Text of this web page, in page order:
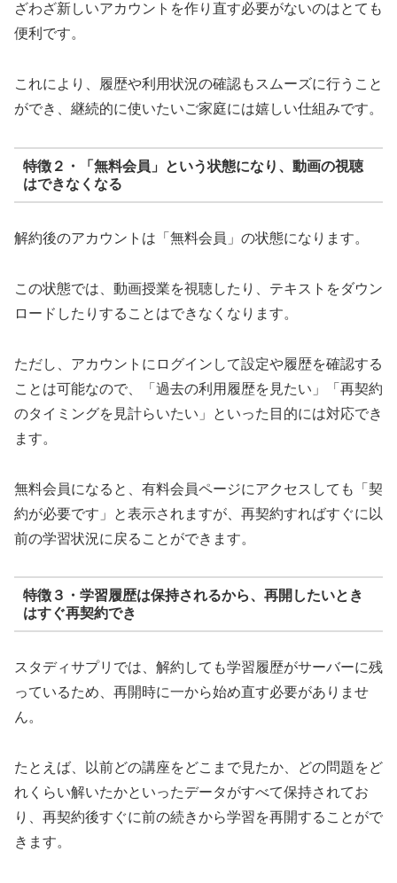
ざわざ新しいアカウントを作り直す必要がないのはとても
便利です。
これにより、履歴や利用状況の確認もスムーズに行うこと
ができ、継続的に使いたいご家庭には嬉しい仕組みです。
特徴２・「無料会員」という状態になり、動画の視聴
はできなくなる
解約後のアカウントは「無料会員」の状態になります。
この状態では、動画授業を視聴したり、テキストをダウン
ロードしたりすることはできなくなります。
ただし、アカウントにログインして設定や履歴を確認する
ことは可能なので、「過去の利用履歴を見たい」「再契約
のタイミングを見計らいたい」といった目的には対応でき
ます。
無料会員になると、有料会員ページにアクセスしても「契
約が必要です」と表示されますが、再契約すればすぐに以
前の学習状況に戻ることができます。
特徴３・学習履歴は保持されるから、再開したいとき
はすぐ再契約でき
スタディサプリでは、解約しても学習履歴がサーバーに残
っているため、再開時に一から始め直す必要がありませ
ん。
たとえば、以前どの講座をどこまで見たか、どの問題をど
れくらい解いたかといったデータがすべて保持されてお
り、再契約後すぐに前の続きから学習を再開することがで
きます。